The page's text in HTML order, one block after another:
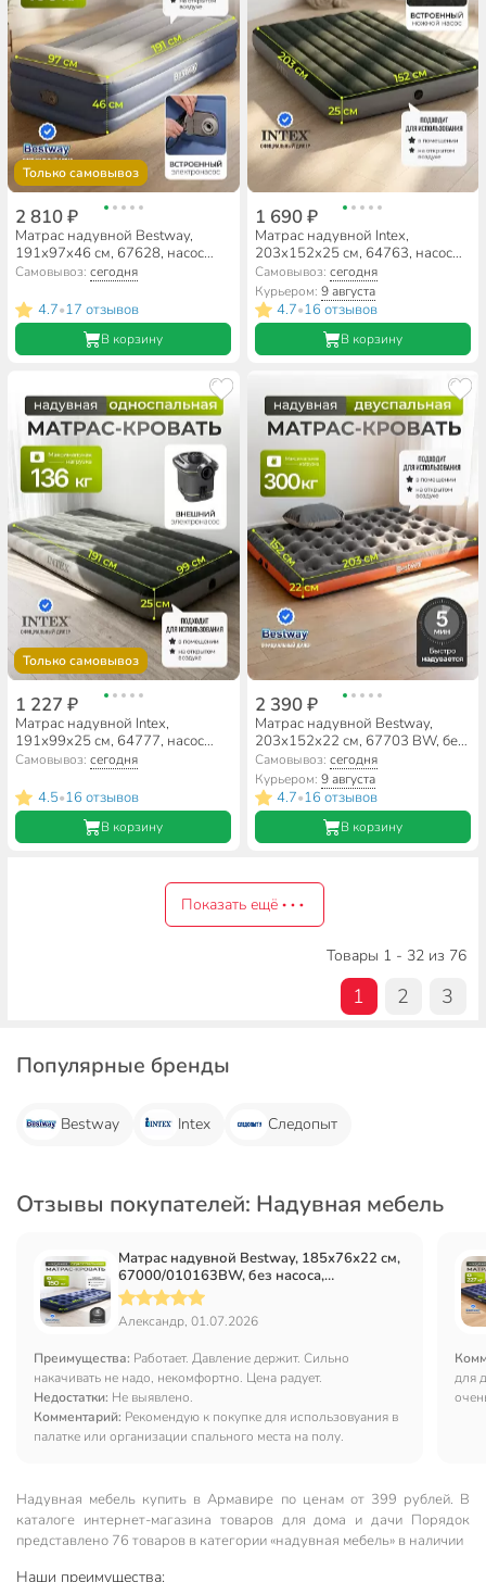
Только самовывоз
2 810 ₽
Матрас надувной Bestway,
191х97х46 см, 67628, насос
встроенный, электрический,
флокированный, с сумкой, 150
кг
Самовывоз:сегодня
4.7•17 отзывов
В корзину
1 690 ₽
Матрас надувной Intex,
203х152х25 см, 64763, насос
встроенный, ножной,
флокированный, 272 кг
Самовывоз: сегодня
Курьером: 9 августа
4.7•16 отзывов
В корзину
Только самовывоз
1 227 ₽
Матрас надувной Intex,
191х99х25 см, 64777, насос
внешний, на батарейках,
флокированный, 136 кг
Самовывоз:сегодня
4.5•16 отзывов
В корзину
2 390 ₽
Матрас надувной Bestway,
203х152х22 см, 67703 BW, без
насоса, флокированный, со
съемным подголовником, 300
кг
Самовывоз: сегодня
Курьером: 9 августа
4.7•16 отзывов
В корзину
Показать ещё
Товары 1 - 32 из 76
1 2 3
Популярные бренды
Bestway Intex Следопыт
Отзывы покупателей: Надувная мебель
Матрас надувной Bestway, 185х76х22 см,
67000/010163BW, без насоса,
флокированный, ортопедический, 150 кг
Александр, 01.07.2026
Преимущества: Работает. Давление держит. Сильно
накачивать не надо, некомфортно. Цена радует.
Недостатки: Не выявлено.
Комментарий: Рекомендую к покупке для использовуания в
палатке или организации спального места на полу.
для
Надувная мебель купить в Армавире по ценам от 399 рублей. В
каталоге интернет-магазина товаров для дома и дачи Порядок
представлено 76 товаров в категории «надувная мебель» в наличии
Наши преимущества: